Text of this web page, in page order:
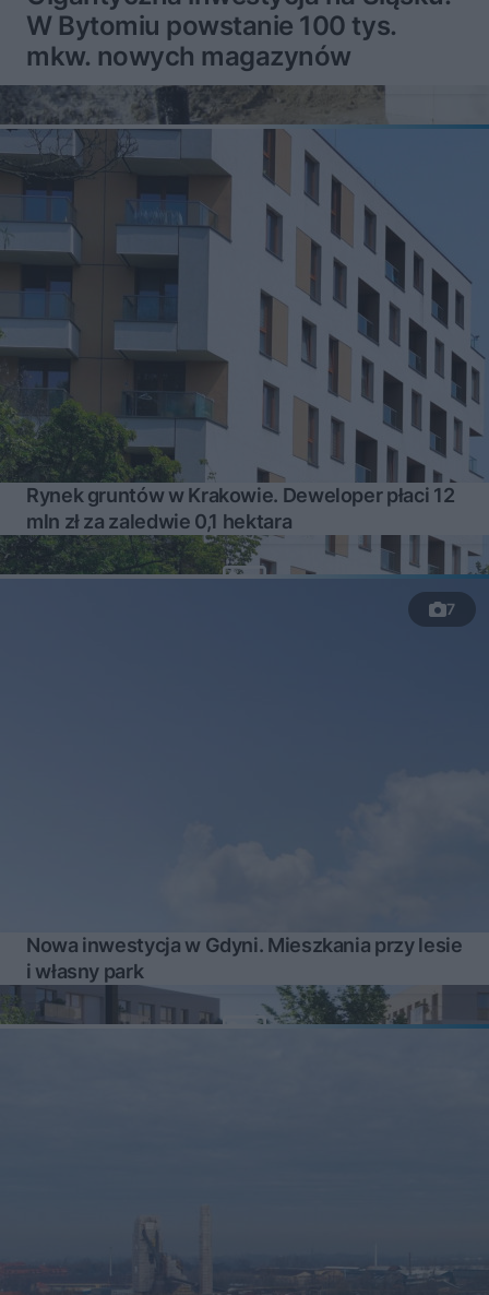
W Bytomiu powstanie 100 tys.
mkw. nowych magazynów
Rynek gruntów w Krakowie. Deweloper płaci 12
mln zł za zaledwie 0,1 hektara
7
Nowa inwestycja w Gdyni. Mieszkania przy lesie
i własny park